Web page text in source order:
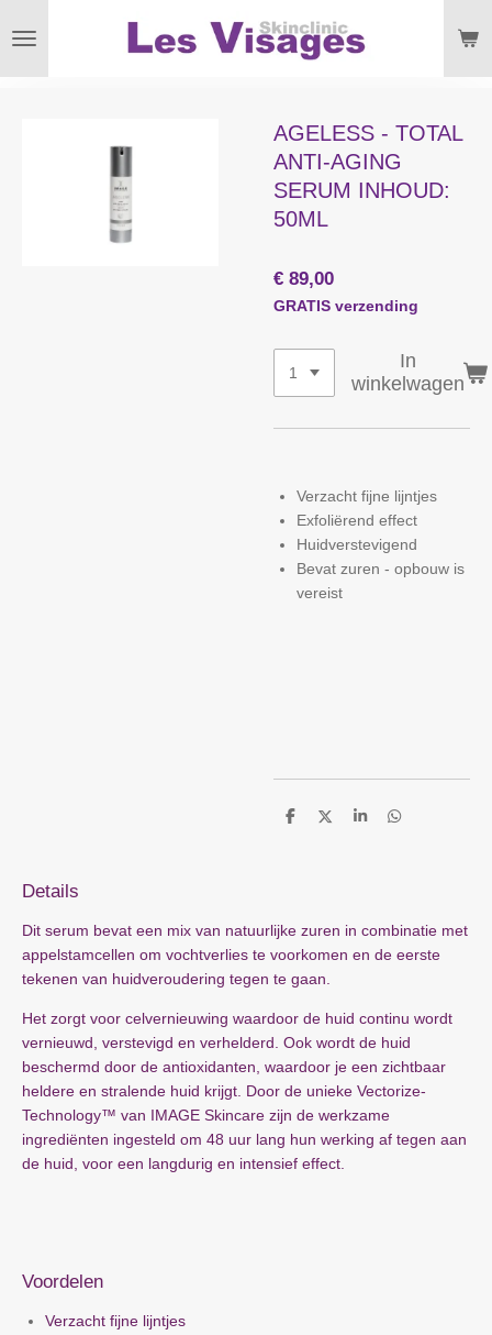
direct
AGELESS - TOTAL
ANTI-AGING
SERUM INHOUD:
50ML
€ 89,00
GRATIS verzending
In
winkelwagen
Verzacht fijne lijntjes
Exfoliërend effect
Huidverstevigend
Bevat zuren - opbouw is
vereist
D
D
S
D
Details
Dit serum bevat een mix van natuurlijke zuren in combinatie met
appelstamcellen om vochtverlies te voorkomen en de eerste
tekenen van huidveroudering tegen te gaan.
Het zorgt voor celvernieuwing waardoor de huid continu wordt
vernieuwd, verstevigd en verhelderd. Ook wordt de huid
beschermd door de antioxidanten, waardoor je een zichtbaar
heldere en stralende huid krijgt. Door de unieke Vectorize-
Technology™ van IMAGE Skincare zijn de werkzame
ingrediënten ingesteld om 48 uur lang hun werking af tegen aan
de huid, voor een langdurig en intensief effect.
Voordelen
Verzacht fijne lijntjes